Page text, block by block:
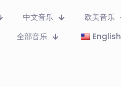
中文音乐 欧美音乐
全部音乐
English